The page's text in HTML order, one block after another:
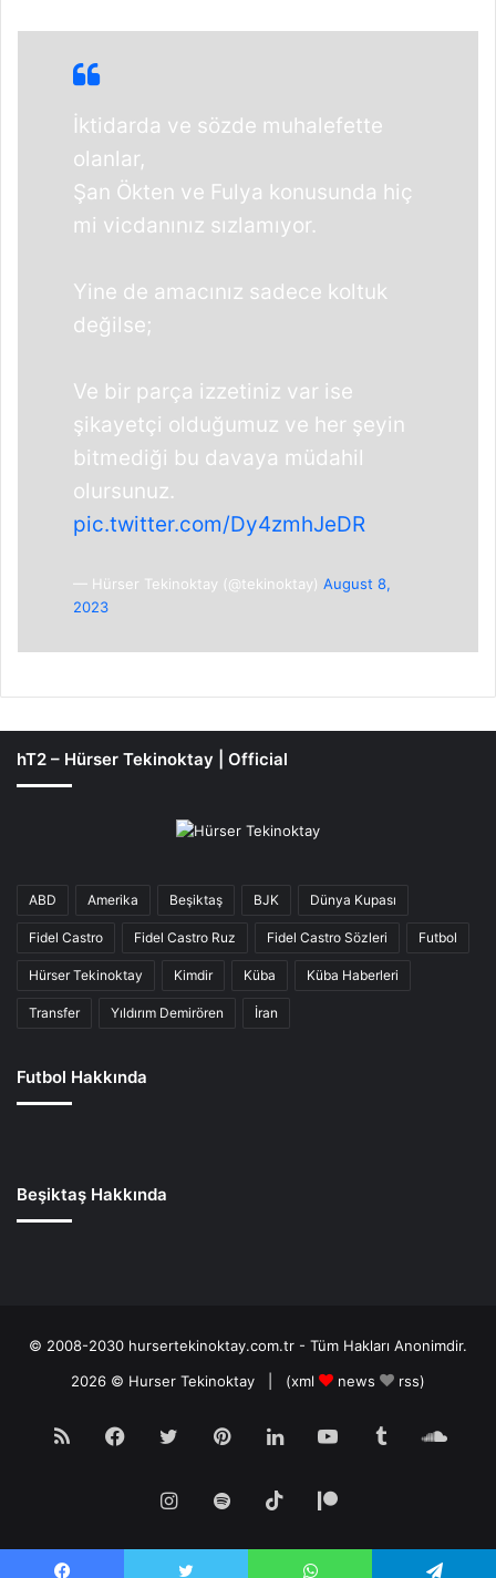
İktidarda ve sözde muhalefette
olanlar,
Şan Ökten ve Fulya konusunda hiç
mi vicdanınız sızlamıyor.
Yine de amacınız sadece koltuk
değilse;
Ve bir parça izzetiniz var ise
şikayetçi olduğumuz ve her şeyin
bitmediği bu davaya müdahil
olursunuz.
pic.twitter.com/Dy4zmhJeDR
— Hürser Tekinoktay (@tekinoktay) August 8,
2023
hT2 – Hürser Tekinoktay | Official
ABD Amerika Beşiktaş BJK Dünya Kupası
Fidel Castro Fidel Castro Ruz Fidel Castro Sözleri Futbol
Hürser Tekinoktay Kimdir Küba Küba Haberleri
Transfer Yıldırım Demirören İran
Futbol Hakkında
Beşiktaş Hakkında
© 2008-2030 hursertekinoktay.com.tr - Tüm Hakları Anonimdir.
2026 © Hurser Tekinoktay | (xml news rss)
RSS Facebook
TwitterPinterestLinkedInYouTubeTumblr
Instagram
Spotify TikTok